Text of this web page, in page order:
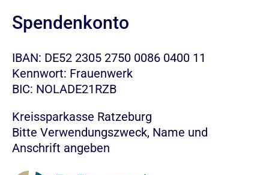
Spendenkonto
IBAN: DE52 2305 2750 0086 0400 11
Kennwort: Frauenwerk
BIC: NOLADE21RZB
Kreissparkasse Ratzeburg
Bitte Verwendungszweck, Name und
Anschrift angeben